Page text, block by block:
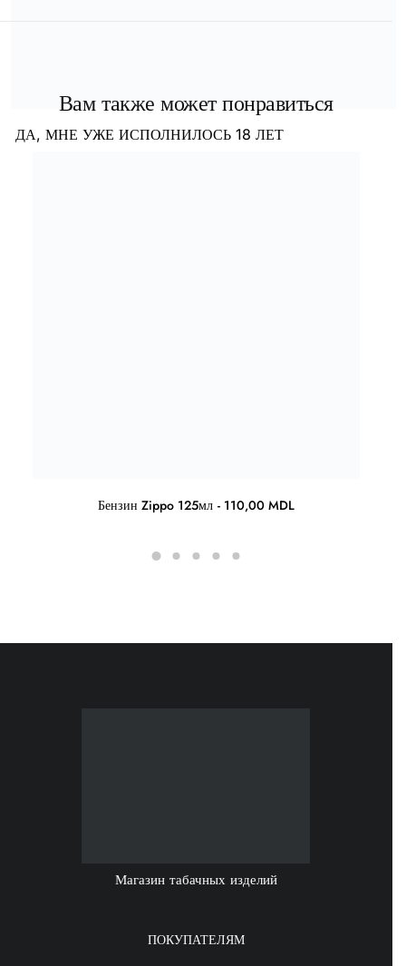
Вам также может понравиться
Бензин Zippo 125мл 110,00MDL
Магазин табачных изделий
ПОКУПАТЕЛЯМ
ДА, МНЕ УЖЕ ИСПОЛНИЛОСЬ 18 ЛЕТ